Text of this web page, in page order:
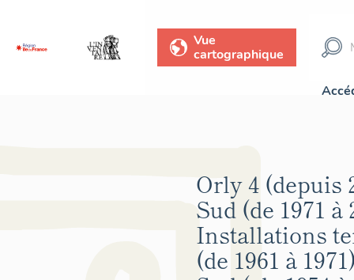
Vue
cartographique
Orly 4 (depuis
Sud (de 1971 à
Installations
(de 1961 à